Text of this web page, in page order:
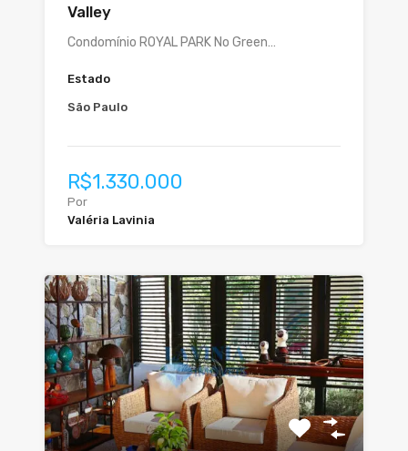
Valley
Condomínio ROYAL PARK No Green…
Estado
São Paulo
R$1.330.000
Por
Valéria Lavinia